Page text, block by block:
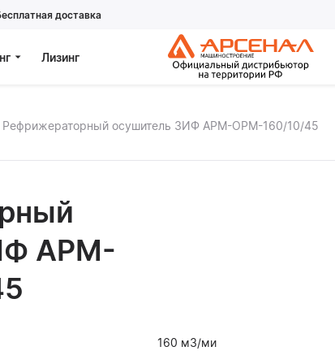
доставка
Лизинг
Рефрижераторный осушитель ЗИФ АРМ-ОРМ-160/10/45
АРМ-
160 м3/ми